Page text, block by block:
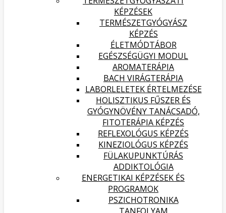
KÉPZÉSEK
TERMÉSZETGYÓGYÁSZ
KÉPZÉS
ÉLETMÓDTÁBOR
EGÉSZSÉGÜGYI MODUL
AROMATERÁPIA
BACH VIRÁGTERÁPIA
LABORLELETEK ÉRTELMEZÉSE
HOLISZTIKUS FŰSZER ÉS
GYÓGYNÖVÉNY TANÁCSADÓ,
FITOTERÁPIA KÉPZÉS
REFLEXOLÓGUS KÉPZÉS
KINEZIOLÓGUS KÉPZÉS
FÜLAKUPUNKTÚRÁS
ADDIKTOLÓGIA
ENERGETIKAI KÉPZÉSEK ÉS
PROGRAMOK
PSZICHOTRONIKA